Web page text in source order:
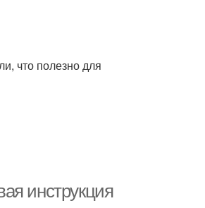
что полезно для
инструкция